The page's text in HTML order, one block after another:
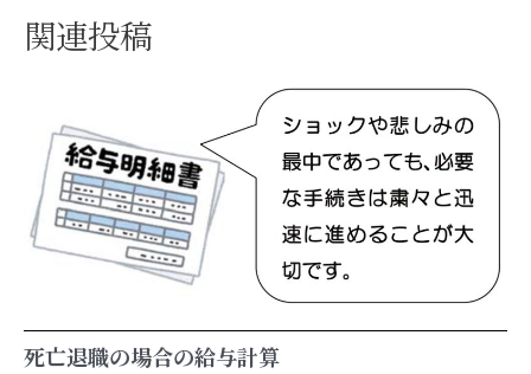
関連投稿
死亡退職の場合の給与計算